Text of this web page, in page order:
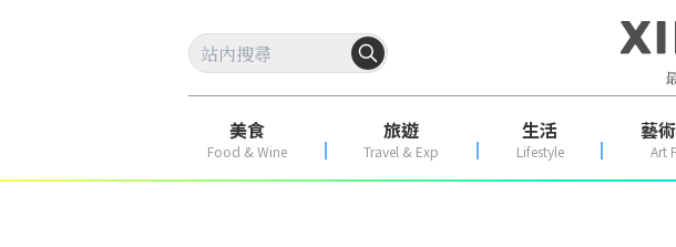
美食
Food & Wine
旅遊
Travel & Exp
生活
Lifestyle
藝
Art